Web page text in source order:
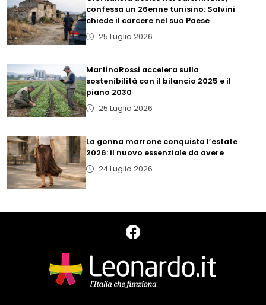
confessa un 26enne tunisino: Salvini
chiede il carcere nel suo Paese
25 Luglio 2026
MartinoRossi accelera sulla
sostenibilità con il bilancio 2025 e il
piano 2030
25 Luglio 2026
La gonna marrone conquista l’estate
2026: il nuovo essenziale da avere
24 Luglio 2026